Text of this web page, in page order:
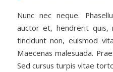
Nunc nec neque.
auctor et, hendrerit quis,
tincidunt non, euismod
Maecenas malesuada.
Sed cursus turpis vitae